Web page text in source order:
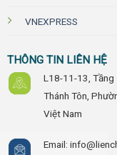
VNEXPRESS
THÔNG TIN LIÊN HỆ
L18-11-13, Tầng
Thánh Tôn,
Việt Nam
Email: